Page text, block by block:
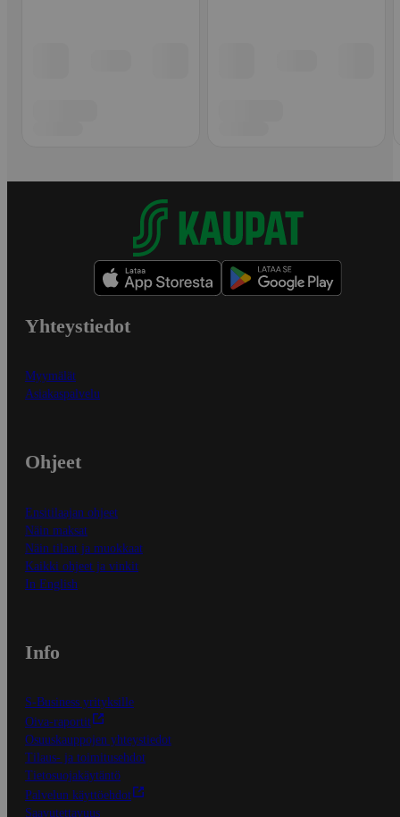
Yhteystiedot
Myymälät
Asiakaspalvelu
Ohjeet
Ensitilaajan ohjeet
Näin maksat
Näin tilaat ja muokkaat
Kaikki ohjeet ja vinkit
In English
Info
S-Business yrityksille
Oiva-raportit
Osuuskauppojen yhteystiedot
Tilaus- ja toimitusehdot
Tietosuojakäytäntö
Palvelun käyttöehdot
Saavutettavuus